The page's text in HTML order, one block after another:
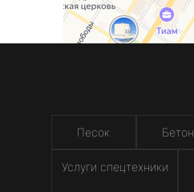
Песок Бетон
Услуги спецтехники